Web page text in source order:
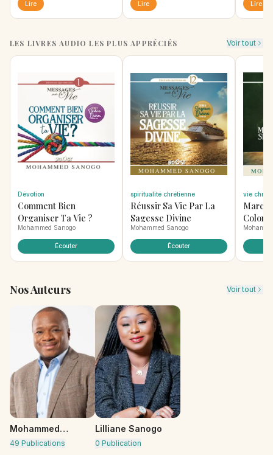
Lire Lire Lire
LES LIVRES AUDIO LES PLUS APPRÉCIÉS Voir tout
Dévotion
Comment Bien
Organiser Ta Vie ?
Mohammed Sanogo
Écouter
spiritualité chrétienne
Réussir Sa Vie Par La
Sagesse Divine
Mohammed Sanogo
Écouter
vie
Nos Auteurs Voir tout
Mohammed
Sanogo
49 Publications
Lilliane Sanogo
0 Publication